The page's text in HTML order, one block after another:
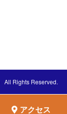
All Rights Reserved.
アクセス